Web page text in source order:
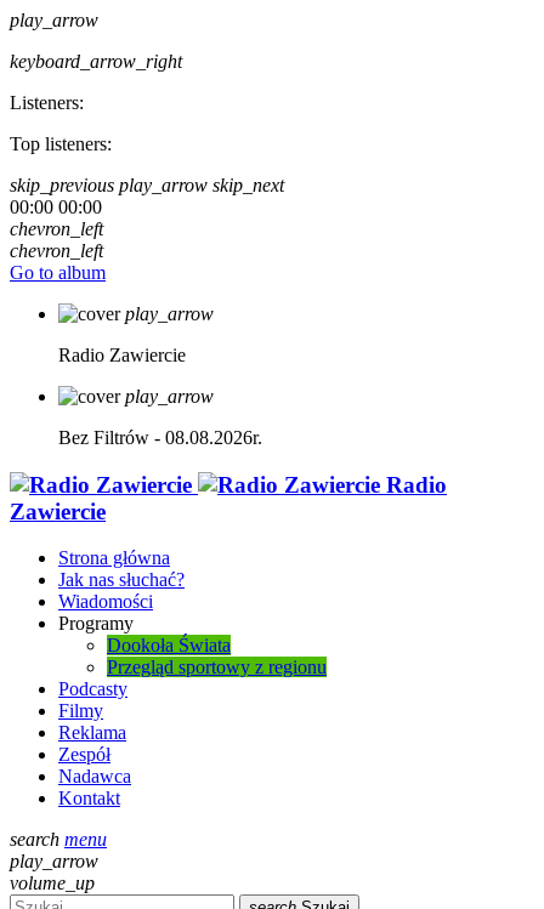
play_arrow
keyboard_arrow_right
Listeners:
Top listeners:
skip_previous play_arrow skip_next
00:00 00:00
chevron_left
chevron_left
Go to album
play_arrow
Radio Zawiercie
play_arrow
Bez Filtrów - 08.08.2026r.
Radio
Zawiercie
Strona główna
Jak nas słuchać?
Wiadomości
Programy
Dookoła Świata
Przegląd sportowy z regionu
Podcasty
Filmy
Reklama
Zespół
Nadawca
Kontakt
search menu
play_arrow
volume_up